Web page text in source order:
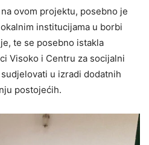
ovom projektu, posebno je
institucijama u borbi
te se posebno istakla
Visoko i Centru za socijalni
u izradi dodatnih
postojećih.